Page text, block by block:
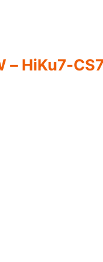
– HiKu7-